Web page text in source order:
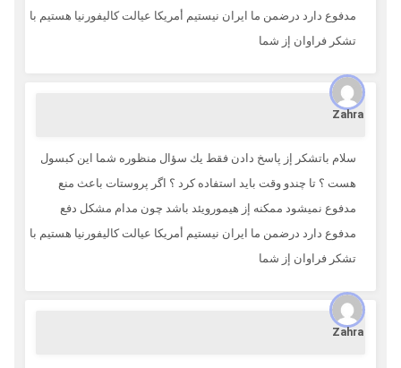
مدفوع دارد درضمن ما ايران نيستيم أمريكا عيالت كاليفورنيا هستيم با
تشكر فراوان إز شما
Zahra
سلام باتشكر إز پاسخ دادن فقط يك سؤال منظوره شما اين كبسول
هست ؟ تا چندو وقت بايد استفاده كرد ؟ اگر پروستات باعث منع
مدفوع نميشود ممكنه إز هيمورويئد باشد چون مدام مشكل دفع
مدفوع دارد درضمن ما ايران نيستيم أمريكا عيالت كاليفورنيا هستيم با
تشكر فراوان إز شما
Zahra